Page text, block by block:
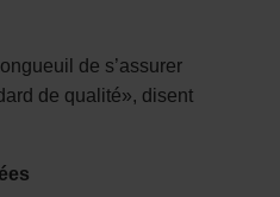
de s’assurer
de qualité», disent